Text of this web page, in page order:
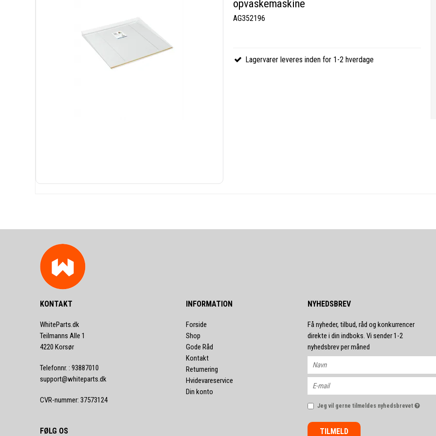
opvaskemaskine
AG352196
Lagervarer leveres inden for 1-2 hverdage
KONTAKT
WhiteParts.dk
Teilmanns Alle 1
4220 Korsør
Telefonnr. : 93887010
support@whiteparts.dk
CVR-nummer: 37573124
FØLG OS
INFORMATION
Forside
Shop
Gode Råd
Kontakt
Returnering
Hvidevareservice
Din konto
NYHEDSBREV
Få nyheder, tilbud, råd og konkurrencer
direkte i din indboks. Vi sender 1-2
nyhedsbrev per måned
Jeg vil gerne tilmeldes nyhedsbrevet
TILMELD